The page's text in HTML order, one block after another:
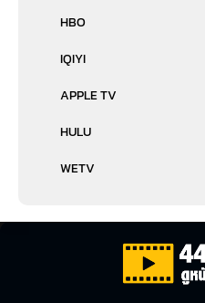
HBO
IQIYI
APPLE TV
HULU
WETV